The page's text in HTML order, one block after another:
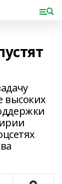
высоких